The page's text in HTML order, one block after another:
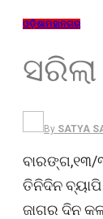
ଓଡ଼ିଶାମହାନଗର
By SATYA
ବାରଙ୍ଗ,୧୩/
ତିନିଦିନ
ଜାଗର ଦିନ